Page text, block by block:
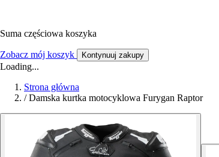
Suma częściowa koszyka
Zobacz mój koszyk Kontynuuj zakupy
Loading...
Strona główna
/ Damska kurtka motocyklowa Furygan Raptor